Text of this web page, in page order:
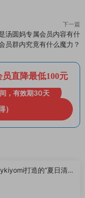
下一篇
汤圆妈专属会员内容有什
员群内究竟有什么魔力？
直降最低100元
，有效期30天
打造的“夏日清凉